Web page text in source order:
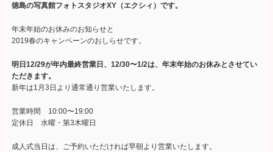
徳島の写真館フォトスタジオXY（エクシィ）です。
年末年始のお休みのお知らせと
2019春のキャンペーンのおしらせです。
明日12/29が年内最終営業日、12/30〜1/2は、年末年始のお休みとさせてい
ただきます。
新年は1月3日より通常通り営業いたします。
営業時間 10:00〜19:00
定休日 水曜・第3木曜日
成人式当日は、ご予約いただければ早朝より営業いたします。